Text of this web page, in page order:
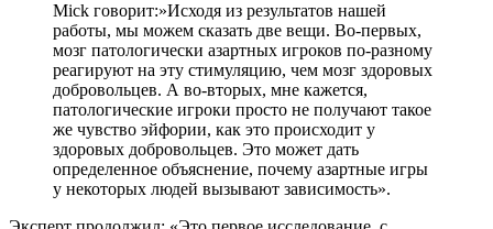
Mick говорит:»Исходя из результатов нашей
работы, мы можем сказать две вещи. Во-первых,
мозг патологически азартных игроков по-разному
реагируют на эту стимуляцию, чем мозг здоровых
добровольцев. А во-вторых, мне кажется,
патологические игроки просто не получают такое
же чувство эйфории, как это происходит у
здоровых добровольцев. Это может дать
определенное объяснение, почему азартные игры
у некоторых людей вызывают зависимость».